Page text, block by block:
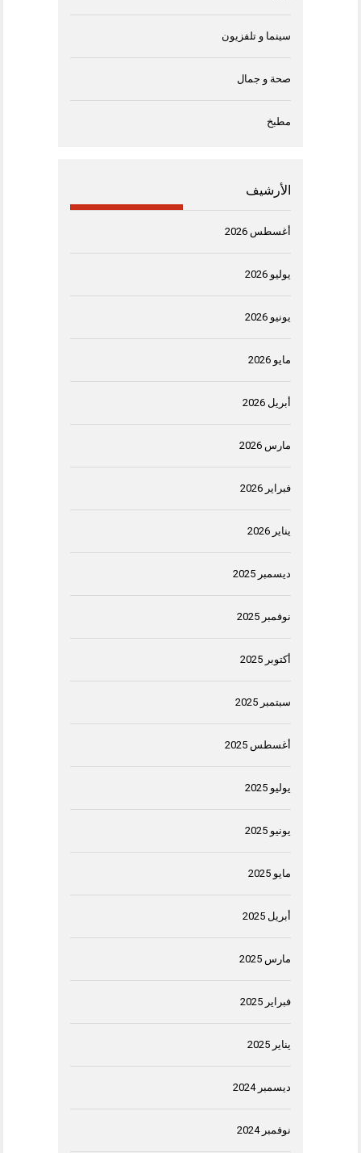
سينما و تلفزيون
صحة و جمال
مطبخ
الأرشيف
أغسطس 2026
يوليو 2026
يونيو 2026
مايو 2026
أبريل 2026
مارس 2026
فبراير 2026
يناير 2026
ديسمبر 2025
نوفمبر 2025
أكتوبر 2025
سبتمبر 2025
أغسطس 2025
يوليو 2025
يونيو 2025
مايو 2025
أبريل 2025
مارس 2025
فبراير 2025
يناير 2025
ديسمبر 2024
نوفمبر 2024